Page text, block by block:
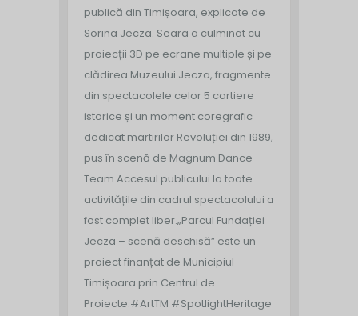
publică din Timișoara, explicate de
Sorina Jecza. Seara a culminat cu
proiecții 3D pe ecrane multiple și pe
clădirea Muzeului Jecza, fragmente
din spectacolele celor 5 cartiere
istorice și un moment coregrafic
dedicat martirilor Revoluției din 1989,
pus în scenă de Magnum Dance
Team.Accesul publicului la toate
activitățile din cadrul spectacolului a
fost complet liber.„Parcul Fundației
Jecza – scenă deschisă” este un
proiect finanțat de Municipiul
Timișoara prin Centrul de
Proiecte.#ArtTM #SpotlightHeritage